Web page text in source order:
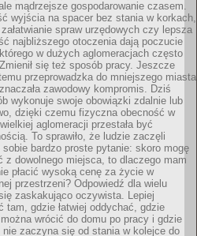
mądrzejsze gospodarowanie czasem.
wyjścia na spacer bez stania w korkach,
spraw urzędowych czy lepsza
najbliższego otoczenia dają poczucie
w dużych aglomeracjach często
się też sposób pracy. Jeszcze
przeprowadzka do mniejszego miasta
zawodowy kompromis. Dziś
wykonuje swoje obowiązki zdalnie lub
dzięki czemu fizyczna obecność w
aglomeracji przestała być
To sprawiło, że ludzie zaczęli
sobie bardzo proste pytanie: skoro mogę
z dowolnego miejsca, to dlaczego mam
płacić wysoką cenę za życie w
przestrzeni? Odpowiedź dla wielu
zaskakująco oczywista. Lepiej
tam, gdzie łatwiej oddychać, gdzie
wrócić do domu po pracy i gdzie
nie zaczyna się od stania w kolejce do